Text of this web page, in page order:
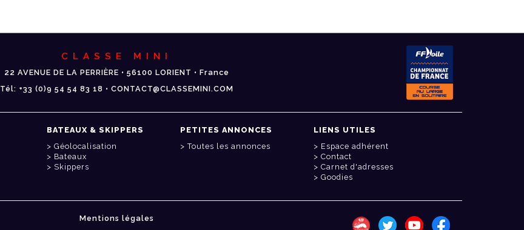
CLASSE MINI
22 AVENUE DE LA PERRIÈRE • 56100 LORIENT • France
Tél: +33 (0)9 54 54 83 18 • CONTACT@CLASSEMINI.COM
BATEAUX & SKIPPERS
Géolocalisation
Bateaux
Skippers
PETITES ANNONCES
Toutes les annonces
LIENS UTILES
Espace adhérent
Contact
Carnet d'adresses
Goodies
Mentions légales